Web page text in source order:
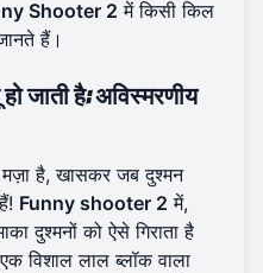
Shooter 2 में किसी किल
हैं।
जाती है: अविस्मरणीय
है, खासकर जब दुश्मन
Funny shooter 2 में,
दुश्मनों को ऐसे गिराता है
विशाल लाल ब्लॉक वाला